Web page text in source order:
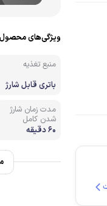
ویژگی‌های محصول
منبع تغذیه
باتری قابل شارژ
مدت زمان شارژ
شدن کامل
60 دقیقه